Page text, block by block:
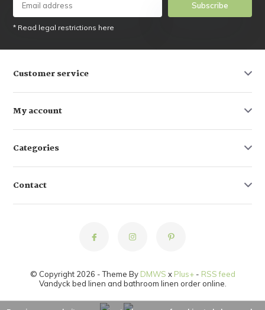
Subscribe
* Read legal restrictions here
Customer service
My account
Categories
Contact
© Copyright 2026 - Theme By DMWS x Plus+- RSS feed
Vandyck bed linen and bathroom linen order online.